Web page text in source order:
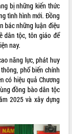
bị những kiến thức
tình hình mới. Đồng
bác những luận điệu
dân tộc, tôn giáo để
nay.
năng lực, phát huy
phổ biến chính
có hiệu quả Chương
đồng bào dân tộc
2025 và xây dựng